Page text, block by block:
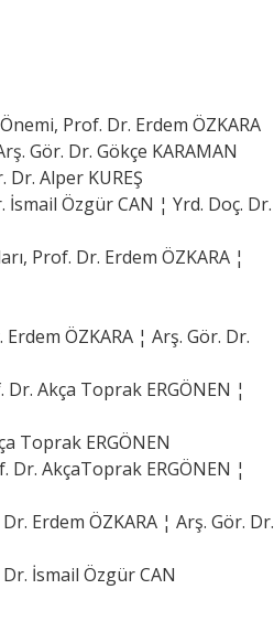
Prof. Dr. Erdem ÖZKARA
Gör. Dr. Gökçe KARAMAN
Alper KUREŞ
Özgür CAN ¦ Yrd. Doç. Dr.
Prof. Dr. Erdem ÖZKARA ¦
ÖZKARA ¦ Arş. Gör. Dr.
Akça Toprak ERGÖNEN ¦
Toprak ERGÖNEN
Dr. AkçaToprak ERGÖNEN ¦
Erdem ÖZKARA ¦ Arş. Gör. Dr.
İsmail Özgür CAN